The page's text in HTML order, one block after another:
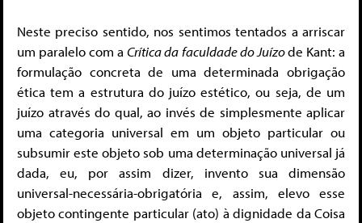
Neste preciso sentido, nos sentimos tentados a arriscar
um paralelo com aCrítica da faculdade do Juízode Kant: a
formulação concreta de uma determinada obrigação
ética tem a estrutura do juízo estético, ou seja, de um
juízo através do qual, ao invés de simplesmente aplicar
uma categoria universal em um objeto particular ou
subsumir este objeto sob uma determinação universal já
dada, eu, por assim dizer, invento sua dimensão
universal-necessária-obrigatória e, assim, elevo esse
objeto contingente particular (ato) à dignidade da Coisa